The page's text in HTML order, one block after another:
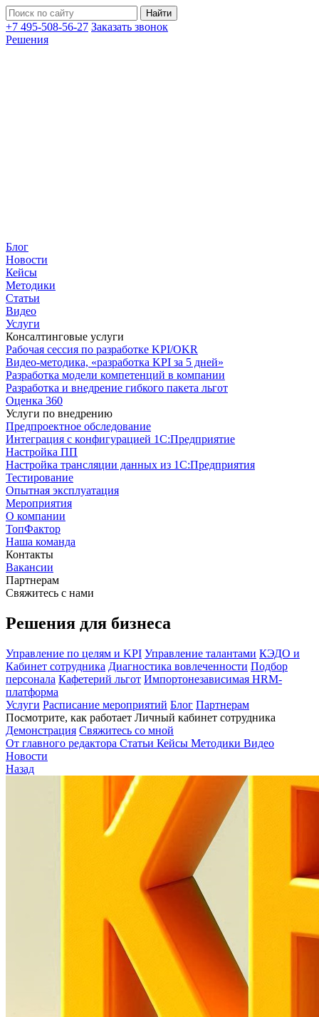
+7 495-508-56-27 Заказать звонок
Решения
Блог
Новости
Кейсы
Методики
Статьи
Видео
Услуги
Консалтинговые услуги
Рабочая сессия по разработке KPI/OKR
Видео-методика, «разработка KPI за 5 дней»
Разработка модели компетенций в компании
Разработка и внедрение гибкого пакета льгот
Оценка 360
Услуги по внедрению
Предпроектное обследование
Интеграция с конфигурацией 1С:Предприятие
Настройка ПП
Настройка трансляции данных из 1С:Предприятия
Тестирование
Опытная эксплуатация
Мероприятия
О компании
ТопФактор
Наша команда
Контакты
Вакансии
Партнерам
Свяжитесь с нами
Решения для бизнеса
Управление по целям и KPI Управление талантами КЭДО и
Кабинет сотрудника Диагностика вовлеченности Подбор
персонала Кафетерий льгот Импортонезависимая HRM-
платформа
Услуги Расписание мероприятий Блог Партнерам
Посмотрите, как работает Личный кабинет сотрудника
Демонстрация Свяжитесь со мной
От главного редактора Статьи Кейсы Методики Видео
Новости
Назад